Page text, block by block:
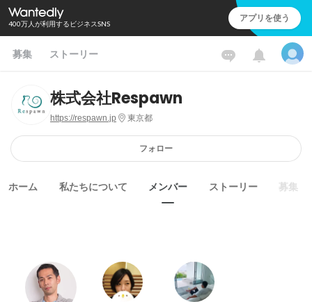
400万人が利用するビジネスSNS アプリを使う
募集 ストーリー
株式会社Respawn
https://respawn.jp 東京都
フォロー
ホーム 私たちについて メンバー ストーリー 募集